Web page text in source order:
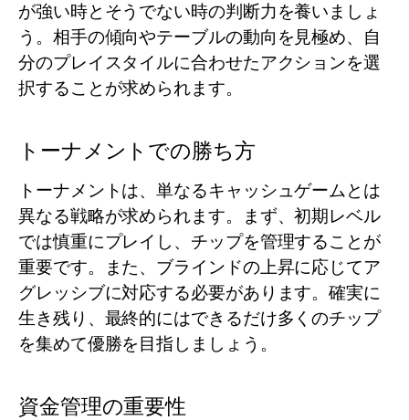
が強い時とそうでない時の判断力を養いましょ
う。相手の傾向やテーブルの動向を見極め、自
分のプレイスタイルに合わせたアクションを選
択することが求められます。
トーナメントでの勝ち方
トーナメントは、単なるキャッシュゲームとは
異なる戦略が求められます。まず、初期レベル
では慎重にプレイし、チップを管理することが
重要です。また、ブラインドの上昇に応じてア
グレッシブに対応する必要があります。確実に
生き残り、最終的にはできるだけ多くのチップ
を集めて優勝を目指しましょう。
資金管理の重要性